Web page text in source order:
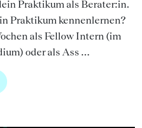
Praktikum als Berater:in.
Praktikum kennenlernen?
als Fellow Intern (im
oder als Ass ...